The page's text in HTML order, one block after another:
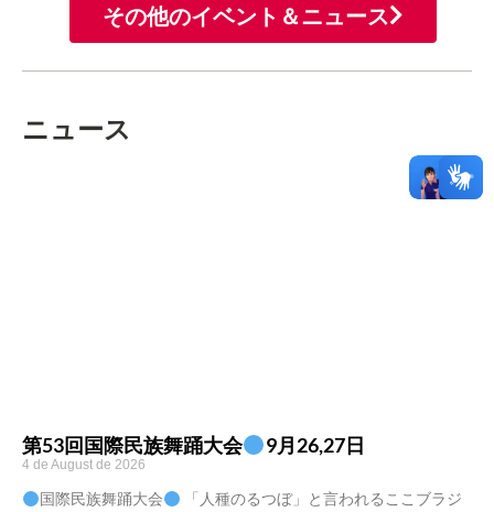
その他のイベント＆ニュース
ニュース
第53回国際民族舞踊大会 9月26,27日
4 de August de 2026
国際民族舞踊大会
「人種のるつぼ」と言われるここブラジ